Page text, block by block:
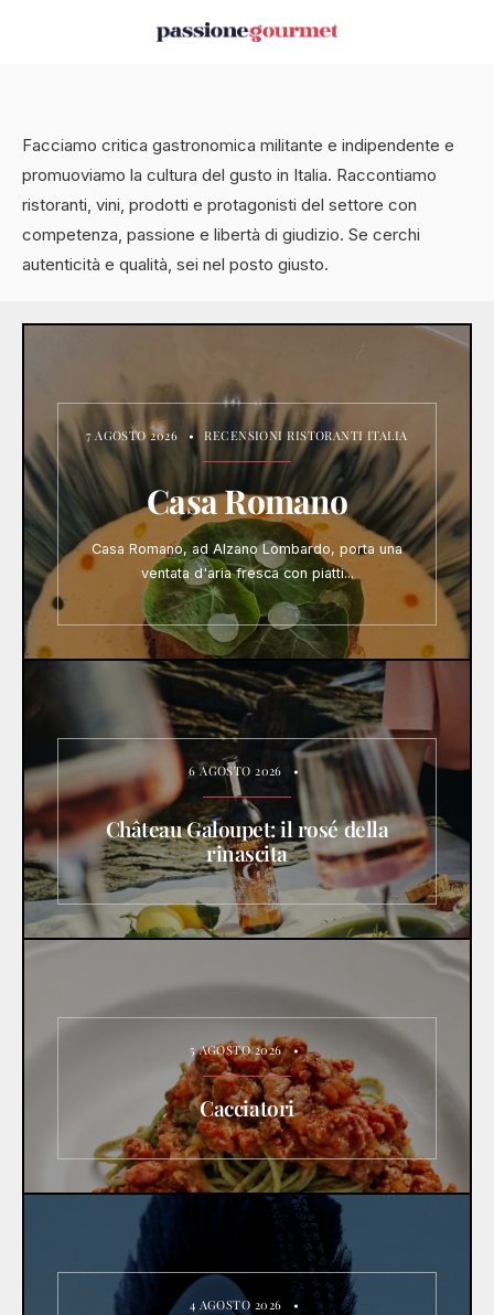
Facciamo critica gastronomica militante e indipendente e
promuoviamo la cultura del gusto in Italia. Raccontiamo
ristoranti, vini, prodotti e protagonisti del settore con
competenza, passione e libertà di giudizio. Se cerchi
autenticità e qualità, sei nel posto giusto.
7 AGOSTO 2026 • RECENSIONI RISTORANTI ITALIA
Casa Romano
Casa Romano, ad Alzano Lombardo, porta una
ventata d'aria fresca con piatti...
6 AGOSTO 2026 •
Château Galoupet: il rosé della
rinascita
5 AGOSTO 2026 •
Cacciatori
4 AGOSTO 2026 •